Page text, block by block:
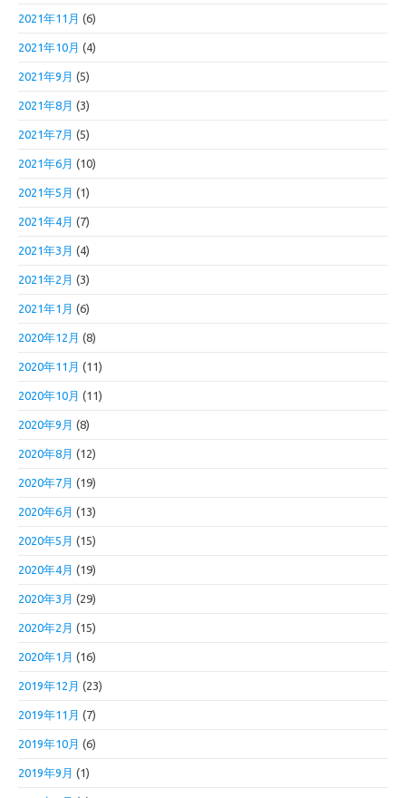
2021年11月 (6)
2021年10月 (4)
2021年9月 (5)
2021年8月 (3)
2021年7月 (5)
2021年6月 (10)
2021年5月 (1)
2021年4月 (7)
2021年3月 (4)
2021年2月 (3)
2021年1月 (6)
2020年12月 (8)
2020年11月 (11)
2020年10月 (11)
2020年9月 (8)
2020年8月 (12)
2020年7月 (19)
2020年6月 (13)
2020年5月 (15)
2020年4月 (19)
2020年3月 (29)
2020年2月 (15)
2020年1月 (16)
2019年12月 (23)
2019年11月 (7)
2019年10月 (6)
2019年9月 (1)